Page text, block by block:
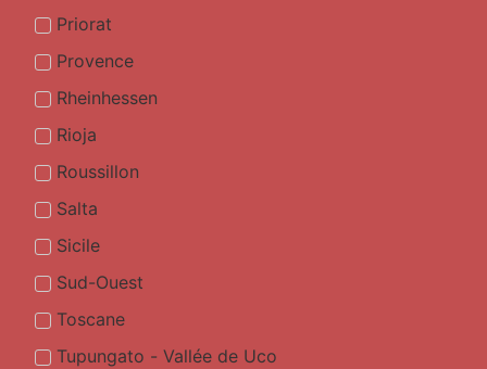
Priorat
Provence
Rheinhessen
Rioja
Roussillon
Salta
Sicile
Sud-Ouest
Toscane
Tupungato - Vallée de Uco